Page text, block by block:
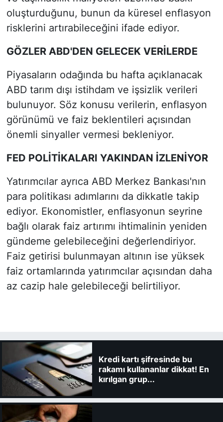
oluşturduğunu, bunun da küresel enflasyon
risklerini artırabileceğini ifade ediyor.
GÖZLER ABD'DEN GELECEK VERİLERDE
Piyasaların odağında bu hafta açıklanacak
ABD tarım dışı istihdam ve işsizlik verileri
bulunuyor. Söz konusu verilerin, enflasyon
görünümü ve faiz beklentileri açısından
önemli sinyaller vermesi bekleniyor.
FED POLİTİKALARI YAKINDAN İZLENİYOR
Yatırımcılar ayrıca ABD Merkez Bankası'nın
para politikası adımlarını da dikkatle takip
ediyor. Ekonomistler, enflasyonun seyrine
bağlı olarak faiz artırımı ihtimalinin yeniden
gündeme gelebileceğini değerlendiriyor.
Faiz getirisi bulunmayan altının ise yüksek
faiz ortamlarında yatırımcılar açısından daha
az cazip hale gelebileceği belirtiliyor.
Kredi kartı şifresinde bu
rakamı kullananlar dikkat! En
kırılgan grup...